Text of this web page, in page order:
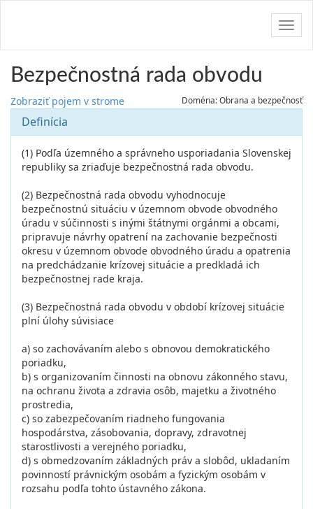
Bezpečnostná rada obvodu
Zobraziť pojem v strome Doména: Obrana a bezpečnosť
Definícia
(1) Podľa územného a správneho usporiadania Slovenskej
republiky sa zriaďuje bezpečnostná rada obvodu.
(2) Bezpečnostná rada obvodu vyhodnocuje
bezpečnostnú situáciu v územnom obvode obvodného
úradu v súčinnosti s inými štátnymi orgánmi a obcami,
pripravuje návrhy opatrení na zachovanie bezpečnosti
okresu v územnom obvode obvodného úradu a opatrenia
na predchádzanie krízovej situácie a predkladá ich
bezpečnostnej rade kraja.
(3) Bezpečnostná rada obvodu v období krízovej situácie
plní úlohy súvisiace
a) so zachovávaním alebo s obnovou demokratického
poriadku,
b) s organizovaním činnosti na obnovu zákonného stavu,
na ochranu života a zdravia osôb, majetku a životného
prostredia,
c) so zabezpečovaním riadneho fungovania
hospodárstva, zásobovania, dopravy, zdravotnej
starostlivosti a verejného poriadku,
d) s obmedzovaním základných práv a slobôd, ukladaním
povinností právnickým osobám a fyzickým osobám v
rozsahu podľa tohto ústavného zákona.